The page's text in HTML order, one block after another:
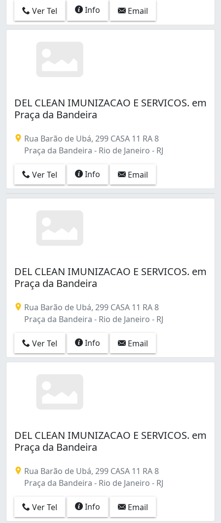
Vigário Geral (1)
Vila Isabel (8)
Ver Tel Info Email
DEL CLEAN IMUNIZACAO E SERVICOS. em
Praça da Bandeira
Rua Barão de Ubá, 299 CASA 11 RA 8
Praça da Bandeira - Rio de Janeiro - RJ
Ver Tel Info Email
DEL CLEAN IMUNIZACAO E SERVICOS. em
Praça da Bandeira
Rua Barão de Ubá, 299 CASA 11 RA 8
Praça da Bandeira - Rio de Janeiro - RJ
Ver Tel Info Email
DEL CLEAN IMUNIZACAO E SERVICOS. em
Praça da Bandeira
Rua Barão de Ubá, 299 CASA 11 RA 8
Praça da Bandeira - Rio de Janeiro - RJ
Ver Tel Info Email